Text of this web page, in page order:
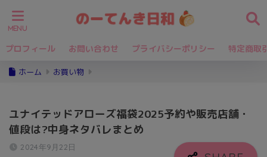
プロフィール お問い合わせ プライバシーポリシー 特定商取
ホーム お買い物
ユナイテッドアローズ福袋2025予約や販売店舗・
値段は?中身ネタバレまとめ
2024年9月22日